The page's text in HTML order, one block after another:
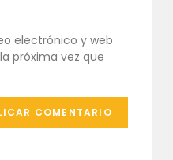
electrónico y web
próxima vez que